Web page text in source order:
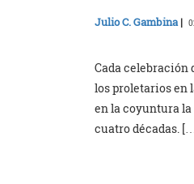
Julio C. Gambina |
Cada celebración
los proletarios en
en la coyuntura
cuatro décadas.